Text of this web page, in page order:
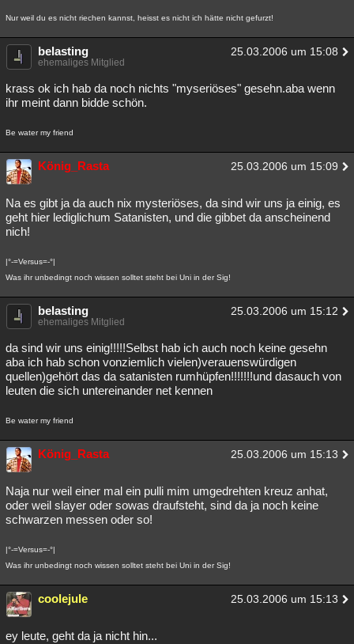
Nur weil du es nicht riechen kannst, heisst es nicht ich hätte nicht gefurzt!
belasting 25.03.2006 um 15:08
ehemaliges Mitglied
krass ok ich hab da noch nichts "myseriöses" gesehn.aba wenn
ihr meint dann bidde schön.
Be water my friend
König_Rasta 25.03.2006 um 15:09
Na es gibt ja da auch nix mysteriöses, da sind wir uns ja einig, es
geht hier lediglichum Satanisten, und die gibbet da anscheinend
nich!
|°-=Versus=-°|
Was ihr unbedingt noch wissen solltet steht bei Uni in der Sig!
belasting 25.03.2006 um 15:12
ehemaliges Mitglied
da sind wir uns einig!!!!!Selbst hab ich auch noch keine gesehn
aba ich hab schon vonziemlich vielen)verauenswürdigen
quellen)gehört das da satanisten rumhüpfen!!!!!!!und dasauch von
leuten die sich untereinander net kennen
Be water my friend
König_Rasta 25.03.2006 um 15:13
Naja nur weil einer mal ein pulli mim umgedrehten kreuz anhat,
oder weil slayer oder sowas draufsteht, sind da ja noch keine
schwarzen messen oder so!
|°-=Versus=-°|
Was ihr unbedingt noch wissen solltet steht bei Uni in der Sig!
coolejule 25.03.2006 um 15:13
ey leute, geht da ja nicht hin...